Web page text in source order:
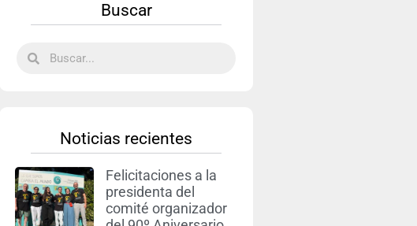
Buscar
Noticias recientes
Felicitaciones a la
presidenta del
comité organizador